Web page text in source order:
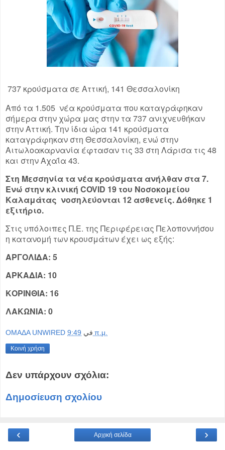
737 κρούσματα σε Αττική, 141 Θεσσαλονίκη
Από τα 1.505 νέα κρούσματα που καταγράφηκαν
σήμερα στην χώρα μας στην τα 737 ανιχνευθήκαν
στην Αττική. Την ίδια ώρα 141 κρούσματα
καταγράφηκαν στη Θεσσαλονίκη, ενώ στην
Αιτωλοακαρνανία έφτασαν τις 33 στη Λάρισα τις 48
και στην Αχαΐα 43.
Στη Μεσσηνία τα νέα κρούσματα ανήλθαν στα 7.
Ενώ στην κλινική COVID 19 του Νοσοκομείου
Καλαμάτας νοσηλεύονται 12 ασθενείς. Δόθηκε 1
εξιτήριο.
Στις υπόλοιπες Π.Ε. της Περιφέρειας Πελοποννήσου
η κατανομή των κρουσμάτων έχει ως εξής:
ΑΡΓΟΛΙΔΑ: 5
ΑΡΚΑΔΙΑ: 10
ΚΟΡΙΝΘΙΑ: 16
ΛΑΚΩΝΙΑ: 0
OMAΔΑ UNWIRED في 9:49 π.μ.
Κοινή χρήση
Δεν υπάρχουν σχόλια:
Δημοσίευση σχολίου
‹ ›
Αρχική σελίδα